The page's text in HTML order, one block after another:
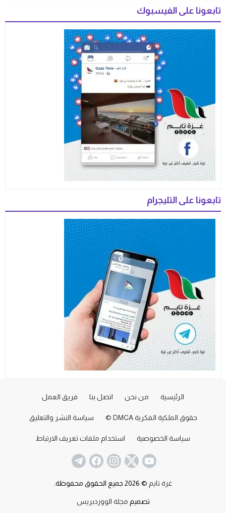
تابعونا على الفيسبوك
تابعونا على التليجرام
الرئيسية من نحن اتصل بنا فريق العمل
حقوق الملكية الفكرية DMCA © سياسة النشر والتعليق
سياسة الخصوصية استخدام ملفات تعريف الارتباط
غزة تايم © 2026 جميع الحقوق محفوظة.
تصميم مجلة الووردبريس